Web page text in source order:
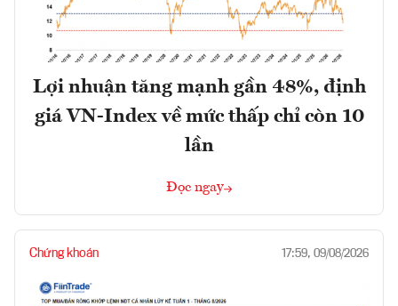
Lợi nhuận tăng mạnh gần 48%, định
giá VN-Index về mức thấp chỉ còn 10
lần
Đọc ngay
Chứng khoán 17:59, 09/08/2026